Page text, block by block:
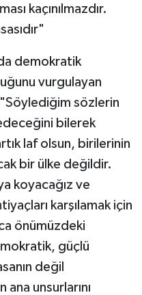
kaçınılmazdır.
demokratik
vurgulayan
sözlerin
bilerek
laf olsun, birilerinin
bir ülke değildir.
koyacağız ve
karşılamak için
önümüzdeki
güçlü
değil
unsurlarını